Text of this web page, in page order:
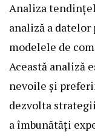
Analiza
analiză a
modelele de
Această analiză
nevoile și
dezvolta
a îmbunătăți